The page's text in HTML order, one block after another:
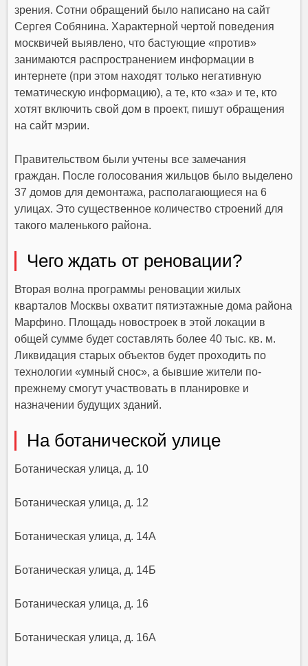
зрения. Сотни обращений было написано на сайт
Сергея Собянина. Характерной чертой поведения
москвичей выявлено, что бастующие «против»
занимаются распространением информации в
интернете (при этом находят только негативную
тематическую информацию), а те, кто «за» и те, кто
хотят включить свой дом в проект, пишут обращения
на сайт мэрии.
Правительством были учтены все замечания
граждан. После голосования жильцов было выделено
37 домов для демонтажа, располагающиеся на 6
улицах. Это существенное количество строений для
такого маленького района.
Чего ждать от реновации?
Вторая волна программы реновации жилых
кварталов Москвы охватит пятиэтажные дома района
Марфино. Площадь новостроек в этой локации в
общей сумме будет составлять более 40 тыс. кв. м.
Ликвидация старых объектов будет проходить по
технологии «умный снос», а бывшие жители по-
прежнему смогут участвовать в планировке и
назначении будущих зданий.
На ботанической улице
Ботаническая улица, д. 10
Ботаническая улица, д. 12
Ботаническая улица, д. 14А
Ботаническая улица, д. 14Б
Ботаническая улица, д. 16
Ботаническая улица, д. 16А